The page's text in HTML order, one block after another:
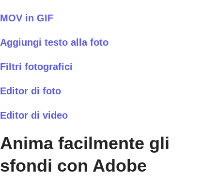
MOV in GIF
Aggiungi testo alla foto
Filtri fotografici
Editor di foto
Editor di video
Anima facilmente gli
sfondi con Adobe